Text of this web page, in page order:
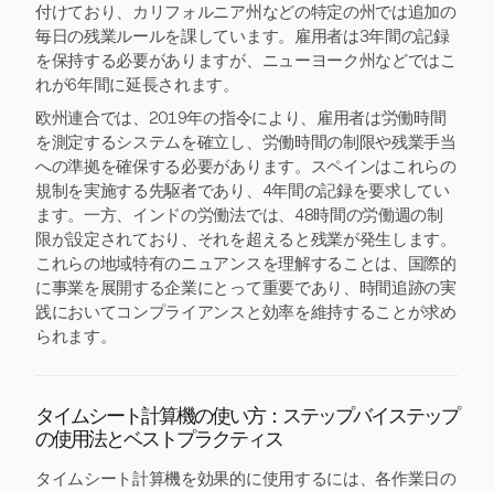
付けており、カリフォルニア州などの特定の州では追加の
毎日の残業ルールを課しています。雇用者は3年間の記録
を保持する必要がありますが、ニューヨーク州などではこ
れが6年間に延長されます。
欧州連合では、2019年の指令により、雇用者は労働時間
を測定するシステムを確立し、労働時間の制限や残業手当
への準拠を確保する必要があります。スペインはこれらの
規制を実施する先駆者であり、4年間の記録を要求してい
ます。一方、インドの労働法では、48時間の労働週の制
限が設定されており、それを超えると残業が発生します。
これらの地域特有のニュアンスを理解することは、国際的
に事業を展開する企業にとって重要であり、時間追跡の実
践においてコンプライアンスと効率を維持することが求め
られます。
タイムシート計算機の使い方：ステップバイステップ
の使用法とベストプラクティス
タイムシート計算機を効果的に使用するには、各作業日の